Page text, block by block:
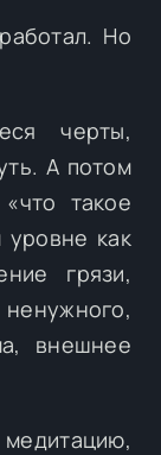
Но
черты,
А потом
такое
как
грязи,
внешнее